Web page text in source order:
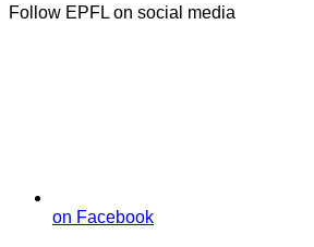
Follow EPFL on social media
on Facebook